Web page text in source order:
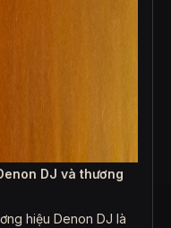
DJ và thương
hiệu Denon DJ là